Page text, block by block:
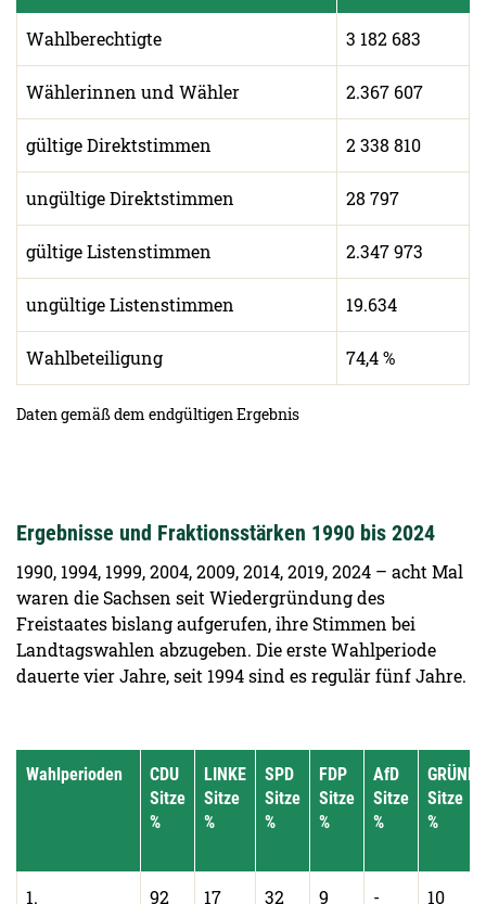
Daten gemäß dem endgültigen Ergebnis
Wahlberechtigte 3 182 683
Wählerinnen und Wähler 2.367 607
gültige Direktstimmen 2 338 810
ungültige Direktstimmen 28 797
gültige Listenstimmen 2.347 973
ungültige Listenstimmen 19.634
Wahlbeteiligung 74,4 %
Ergebnisse und Fraktionsstärken 1990 bis 2024
1990, 1994, 1999, 2004, 2009, 2014, 2019, 2024 – acht Mal
waren die Sachsen seit Wiedergründung des
Freistaates bislang aufgerufen, ihre Stimmen bei
Landtagswahlen abzugeben. Die erste Wahlperiode
dauerte vier Jahre, seit 1994 sind es regulär fünf Jahre.
Wahlperioden
CDU
Sitze
%
LINKE
Sitze
%
SPD
Sitze
%
FDP
Sitze
%
AfD
Sitze
%
GRÜNE
Sitze
%
1. 92 17 32 9 - 10